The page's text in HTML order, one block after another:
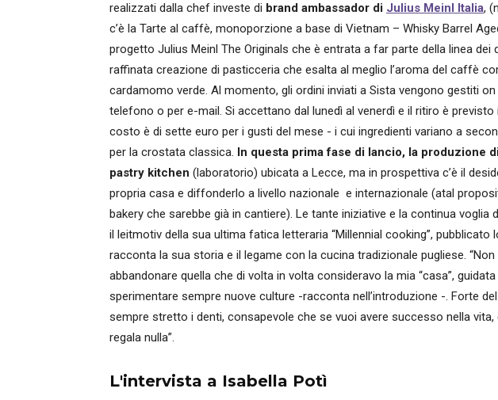
realizzati dalla chef investe di brand ambassador di Julius Meinl Italia,
c’è la Tarte al caffè, monoporzione a base di Vietnam – Whisky Barrel
progetto Julius Meinl The Originals che è entrata a far parte della linea dei
raffinata creazione di pasticceria che esalta al meglio l’aroma del caffè
cardamomo verde. Al momento, gli ordini inviati a Sista vengono gestiti
telefono o per e-mail. Si accettano dal lunedì al venerdì e il ritiro è previsto
costo è di sette euro per i gusti del mese - i cui ingredienti variano a
per la crostata classica. In questa prima fase di lancio, la produzione
pastry kitchen (laboratorio) ubicata a Lecce, ma in prospettiva c’è il
propria casa e diffonderlo a livello nazionale e internazionale (atal
bakery che sarebbe già in cantiere). Le tante iniziative e la continua
il leitmotiv della sua ultima fatica letteraria “Millennial cooking”, pubblicato
racconta la sua storia e il legame con la cucina tradizionale pugliese.
abbandonare quella che di volta in volta consideravo la mia “casa”,
sperimentare sempre nuove culture -racconta nell’introduzione -. Forte
sempre stretto i denti, consapevole che se vuoi avere successo nella
regala nulla”.
L'intervista a Isabella Potì